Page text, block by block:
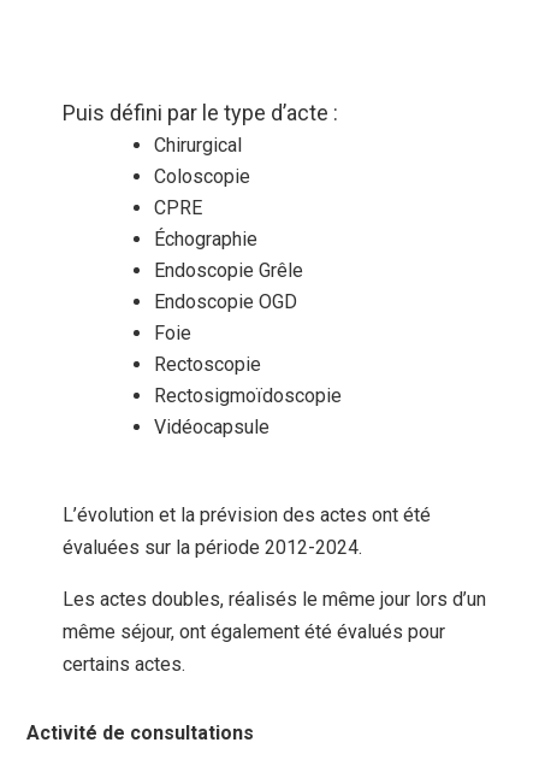
Puis défini par le type d’acte :
Chirurgical
Coloscopie
CPRE
Échographie
Endoscopie Grêle
Endoscopie OGD
Foie
Rectoscopie
Rectosigmoïdoscopie
Vidéocapsule
L’évolution et la prévision des actes ont été
évaluées sur la période 2012-2024.
Les actes doubles, réalisés le même jour lors d’un
même séjour, ont également été évalués pour
certains actes.
Activité de consultations